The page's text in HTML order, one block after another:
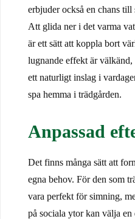
erbjuder också en chans
Att glida ner i det varma
är ett sätt att koppla bort
lugnande effekt är
ett naturligt inslag i
spa hemma i trädgården.
Anpassad
Det finns många sätt att
egna behov. För den som
vara perfekt för simning,
på sociala ytor kan välja